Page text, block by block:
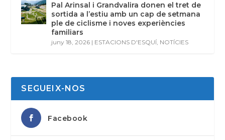
Pal Arinsal i Grandvalira donen el tret de
sortida a l’estiu amb un cap de setmana
ple de ciclisme i noves experiències
familiars
juny 18, 2026 | ESTACIONS D'ESQUÍ, NOTÍCIES
SEGUEIX-NOS
Facebook